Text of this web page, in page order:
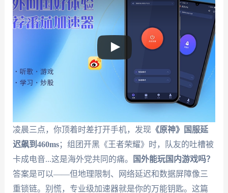
凌晨三点，你顶着时差打开手机，发现《原神》国服延
迟飙到460ms；组团开黑《王者荣耀》时，队友的吐槽被
卡成电音...这是海外党共同的痛。
国外能玩国内游戏吗？
答案是可以——但地理限制、网络延迟和数据屏障像三
重锁链。别慌，专业级加速器就是你的万能钥匙。这篇